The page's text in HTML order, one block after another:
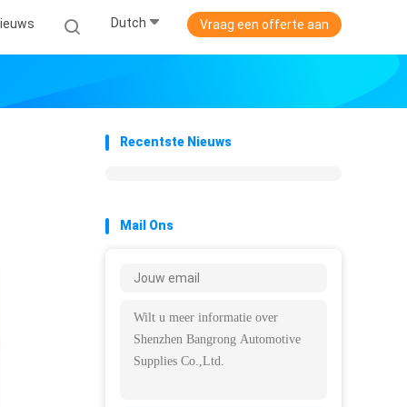
Dutch Vraag een offerte aan
Recentste Nieuws
Mail Ons